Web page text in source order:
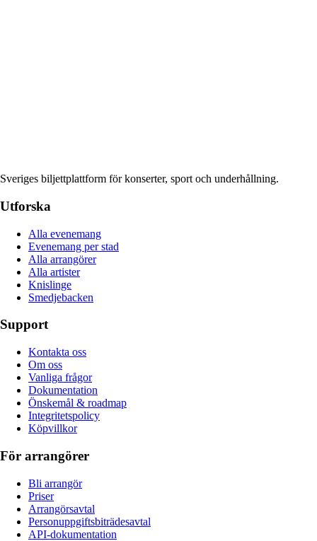
Sveriges biljettplattform för konserter, sport och underhållning.
Utforska
Alla evenemang
Evenemang per stad
Alla arrangörer
Alla artister
Knislinge
Smedjebacken
Support
Kontakta oss
Om oss
Vanliga frågor
Dokumentation
Önskemål & roadmap
Integritetspolicy
Köpvillkor
För arrangörer
Bli arrangör
Priser
Arrangörsavtal
Personuppgiftsbiträdesavtal
API-dokumentation